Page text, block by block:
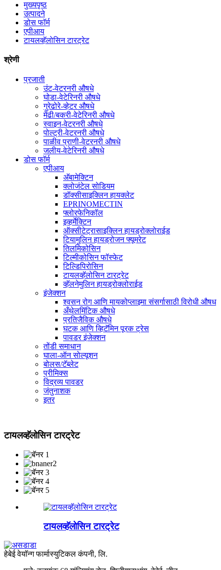
मुख्यपृष्ठ
उत्पादने
डोस फॉर्म
एपीआय
टायलव्हॅलोसिन टारट्रेट
श्रेणी
प्रजाती
उंट-वेटरनरी औषधे
घोडा-वेटेरिनरी औषधे
गुरेढोरे-व्हेटर औषधे
मेंढी/बकरी-वेटेरिनरी औषधे
स्वाइन-वेटरनरी औषधे
पोल्ट्री-वेटरनरी औषधे
पाळीव प्राणी-वेटरनरी औषधे
जलीय-वेटेरिनरी औषधे
डोस फॉर्म
एपीआय
अ‍ॅबामेक्टिन
क्लोजंटेल सोडियम
डॉक्सीसाइक्लिन हायक्लेट
EPRINOMECTIN
फ्लोरफेनिकॉल
इव्हर्मेक्टिन
ऑक्सीटेट्रासाइक्लिन हायड्रोक्लोराईड
टियामुलिन हायड्रोजन फ्यूमरेट
तिलमिकोसिन
टिल्मीकोसिन फॉस्फेट
टिल्डिपिरोसिन
टायलव्हॅलोसिन टारट्रेट
व्हॅलनेमुलिन हायड्रोक्लोराईड
इंजेक्शन
श्वसन रोग आणि मायकोप्लाझ्मा संसर्गासाठी विरोधी औषध
अँथेलमिंटिक औषधे
प्रतिजैविक औषधे
घटक आणि व्हिटॅमिन पूरक ट्रेस
पावडर इंजेक्शन
तोंडी समाधान
घाला-ऑन सोल्यूशन
बोलस/टॅब्लेट
प्रीमिक्स
विद्रव्य पावडर
जंतुनाशक
इतर
टायलव्हॅलोसिन टारट्रेट
टायलव्हॅलोसिन टारट्रेट
हेबेई वेयॉन्ग फार्मास्युटिकल कंपनी, लि.